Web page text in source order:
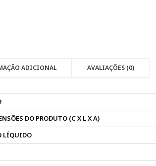
ADICIONAL AVALIAÇÕES (0)
DO PRODUTO (C X L X A)
LÍQUIDO